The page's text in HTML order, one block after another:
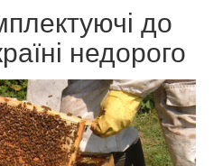
до
недорого